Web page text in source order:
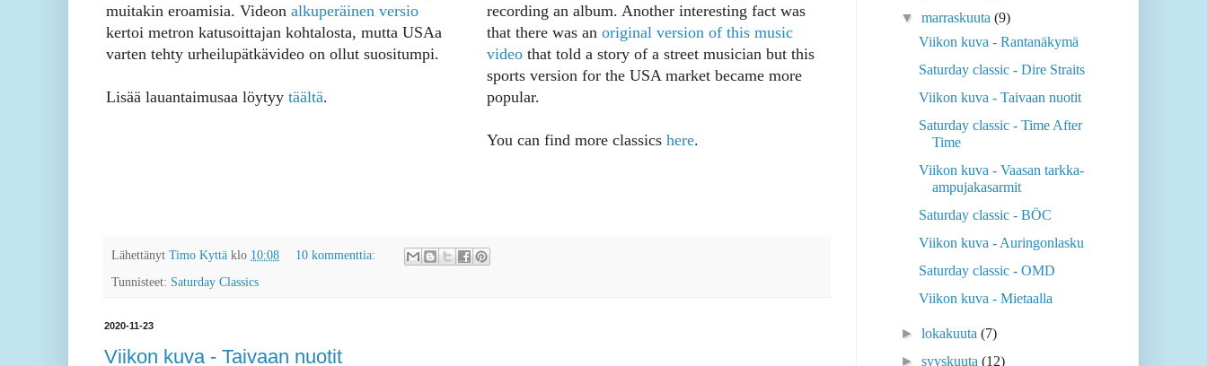
muitakin eroamisia. Videon alkuperäinen versio
kertoi metron katusoittajan kohtalosta, mutta USAa
varten tehty urheilupätkävideo on ollut suositumpi.
Lisää lauantaimusaa löytyy täältä.
recording an album. Another interesting fact was
that there was an original version of this music
videothat told a story of a street musician but this
sports version for the USA market became more
popular.
You can find more classics here.
Lähettänyt Timo Kyttä klo 10:08
10 kommenttia:
Tunnisteet: Saturday Classics
2020-11-23
Viikon kuva - Taivaan nuotit
▼marraskuuta(9)
Viikon kuva - Rantanäkymä
Saturday classic - Dire Straits
Viikon kuva - Taivaan nuotit
Saturday classic - Time After
Time
Viikon kuva - Vaasan tarkka-
ampujakasarmit
Saturday classic - BÖC
Viikon kuva - Auringonlasku
Saturday classic - OMD
Viikon kuva - Mietaalla
►lokakuuta(7)
►syyskuuta(12)